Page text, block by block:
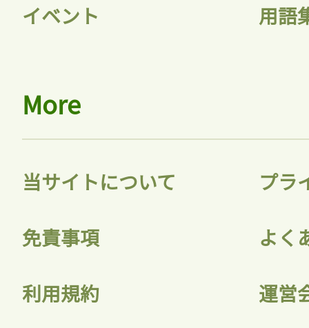
イベント 用語
More
当サイトについて プラ
免責事項 よく
利用規約 運営